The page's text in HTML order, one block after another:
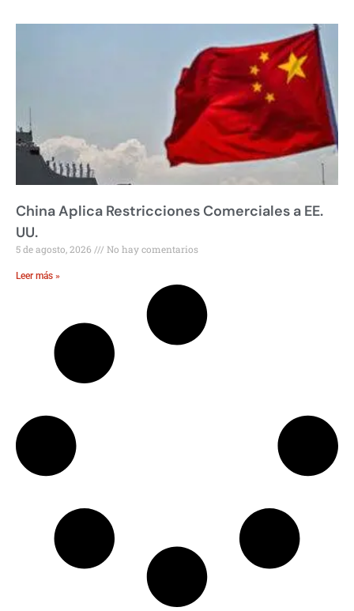
China Aplica Restricciones Comerciales a EE.
UU.
5 de agosto, 2026 No hay comentarios
Leer más »